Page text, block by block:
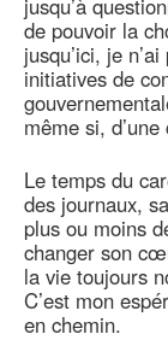
jusqu’à
de pouvoir la
jusqu’ici, je
initiatives de
même si,
Le temps du
des journaux,
plus ou moins
changer son
la vie toujours
C’est mon
en chemin.